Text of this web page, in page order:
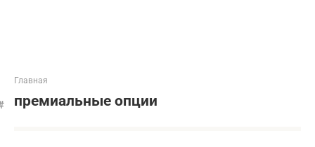
Главная
премиальные опции